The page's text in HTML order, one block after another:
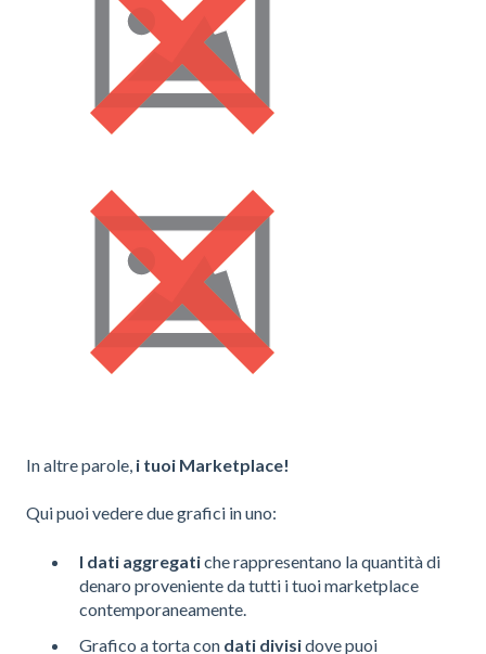
In altre parole, i tuoi Marketplace!
Qui puoi vedere due grafici in uno:
I dati aggregatiche rappresentano la quantità di
denaro proveniente da tutti i tuoi marketplace
contemporaneamente.
Grafico a torta con dati divisidove puoi